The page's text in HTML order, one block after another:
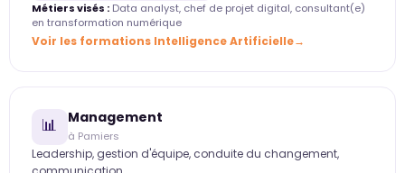
Métiers visés : Data analyst, chef de projet digital, consultant(e)
en transformation numérique
Voir les formations Intelligence Artificielle
📊 Management
à Pamiers
Leadership, gestion d'équipe, conduite du changement,